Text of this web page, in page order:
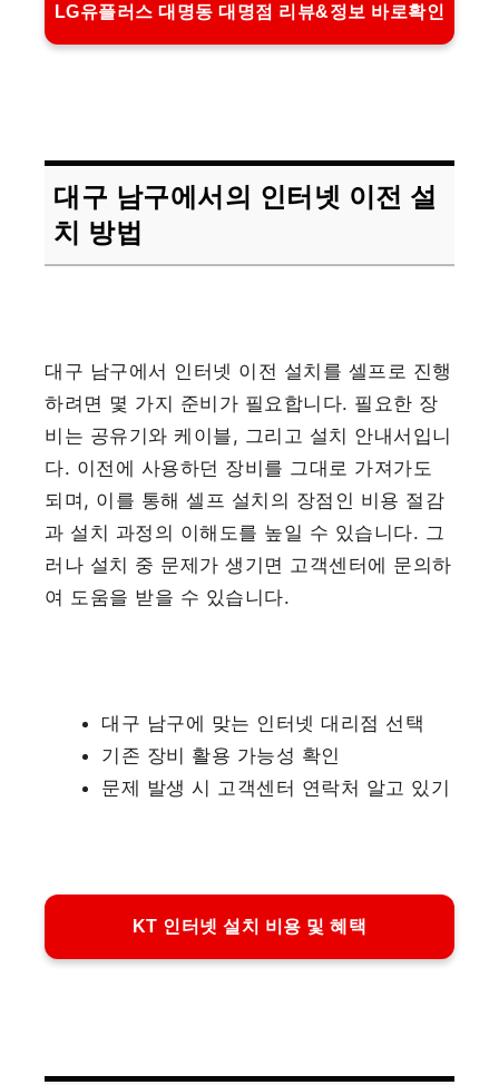
LG유플러스 대명동 대명점 리뷰&정보 바로확인
대구 남구에서의 인터넷 이전 설
치 방법
대구 남구에서 인터넷 이전 설치를 셀프로 진행
하려면 몇 가지 준비가 필요합니다. 필요한 장
비는 공유기와 케이블, 그리고 설치 안내서입니
다. 이전에 사용하던 장비를 그대로 가져가도
되며, 이를 통해 셀프 설치의 장점인 비용 절감
과 설치 과정의 이해도를 높일 수 있습니다. 그
러나 설치 중 문제가 생기면 고객센터에 문의하
여 도움을 받을 수 있습니다.
대구 남구에 맞는 인터넷 대리점 선택
기존 장비 활용 가능성 확인
문제 발생 시 고객센터 연락처 알고 있기
KT 인터넷 설치 비용 및 혜택